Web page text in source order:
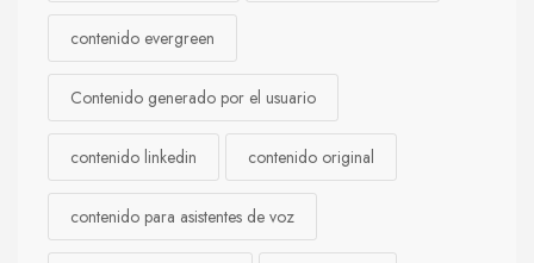
contenido evergreen
Contenido generado por el usuario
contenido linkedin contenido original
contenido para asistentes de voz